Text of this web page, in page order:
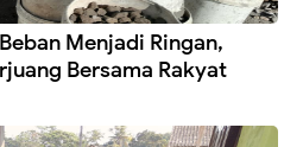
Menjadi Ringan,
Bersama Rakyat